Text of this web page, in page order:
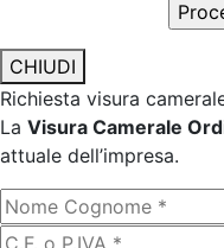
CHIUDI
Richiesta visura
La Visura Camerale
attuale dell’impresa.